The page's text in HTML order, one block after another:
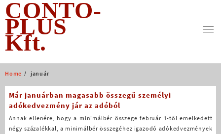
Skip
content
CONTO-
PLUS
Kft.
Home január
Már januárban magasabb összegű személyi
adókedvezmény jár az adóból
Annak ellenére, hogy a minimálbér összege február 1-től emelkedett
négy százalékkal, a minimálbér összegéhez igazodó adókedvezmények